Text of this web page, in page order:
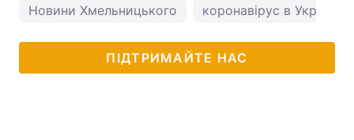
Новини Хмельницького коронавірус в Україні
ПІДТРИМАЙТЕ НАС